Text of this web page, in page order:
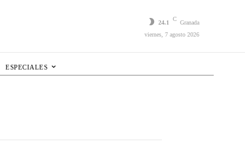
24.1
C
Granada
viernes, 7 agosto 2026
ESPECIALES